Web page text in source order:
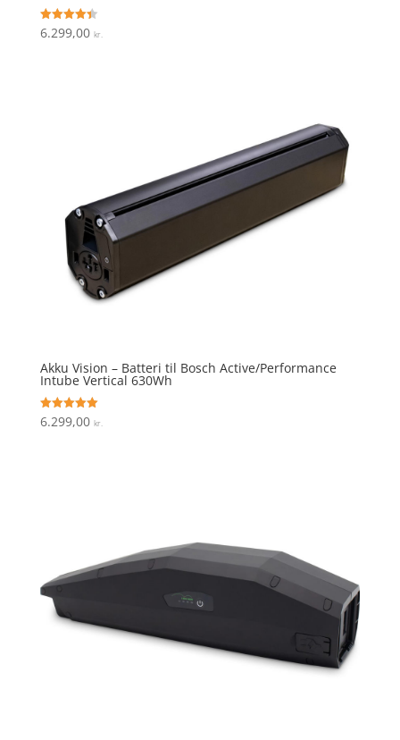
Vurderet
4.4
6.299,00 kr.
Akku Vision – Batteri til Bosch Active/Performance
Intube Vertical 630Wh
Vurderet
5
6.299,00 kr.